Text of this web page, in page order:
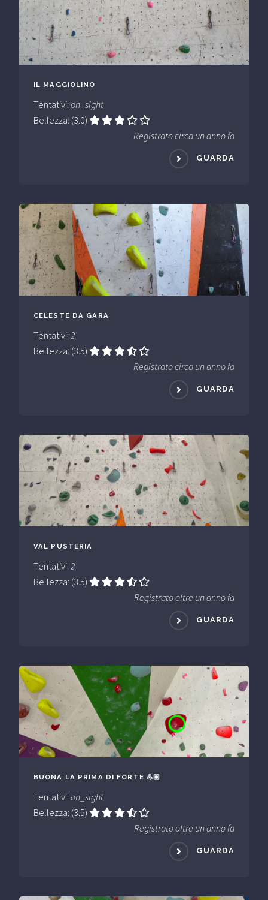
IL MAGGIOLINO
Tentativi: on_sight
Bellezza: (3.0)
Registrato circa un anno fa
GUARDA
CELESTE DA GARA
Tentativi: 2
Bellezza: (3.5)
Registrato circa un anno fa
GUARDA
VAL PUSTERIA
Tentativi: 2
Bellezza: (3.5)
Registrato oltre un anno fa
GUARDA
BUONA LA PRIMA DI FORTE 💪🏽
Tentativi: on_sight
Bellezza: (3.5)
Registrato oltre un anno fa
GUARDA